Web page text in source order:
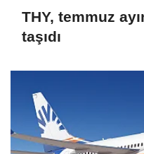
THY, temmuz
taşıdı